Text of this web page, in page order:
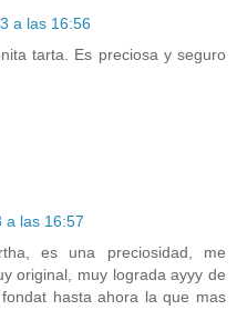
a las 16:56
tarta. Es preciosa y seguro
a las 16:57
es una preciosidad, me
original, muy lograda ayyy de
hasta ahora la que mas